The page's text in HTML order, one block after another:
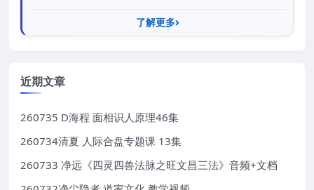
了解更多
近期文章
260735 D海程 面相识人原理46集
260734清夏 人际合盘专题课 13集
260733 净远《四灵四兽法脉之旺文昌三法》音频+文档